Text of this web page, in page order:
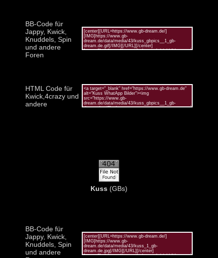
BB-Code für
Jappy, Kwick,
Knuddels, Spin
und andere
Foren
HTML Code für
Kwick,4crazy und
andere
Kuss (GBs)
BB-Code für
Jappy, Kwick,
Knuddels, Spin
und andere